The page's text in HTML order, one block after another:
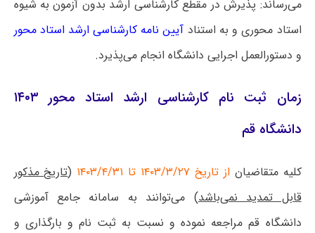
می‌رساند: پذیرش در مقطع کارشناسی ارشد بدون آزمون به شیوه
استاد محوری و به استناد آیین نامه کارشناسی ارشد استاد محور
و دستورالعمل اجرایی دانشگاه انجام می‌پذیرد.
زمان ثبت نام کارشناسی ارشد استاد محور ۱۴۰۳
دانشگاه قم
کلیه متقاضیاناز تاریخ ۱۴۰۳/۳/۲۷ تا ۱۴۰۳/۴/۳۱ (تاریخ مذکور
قابل تمدید نمی‌باشد) می‌توانند به سامانه جامع آموزشی
دانشگاه قم مراجعه نموده و نسبت به ثبت نام و بارگذاری و